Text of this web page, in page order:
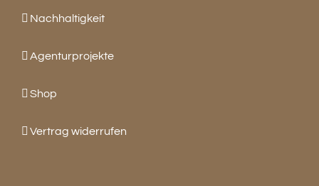
Nachhaltigkeit
Agenturprojekte
Shop
Vertrag widerrufen